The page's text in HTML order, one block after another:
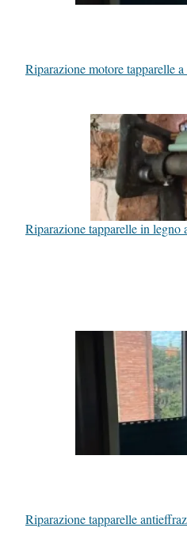
Riparazione motore tapparelle
Riparazione tapparelle in legno
Riparazione tapparelle